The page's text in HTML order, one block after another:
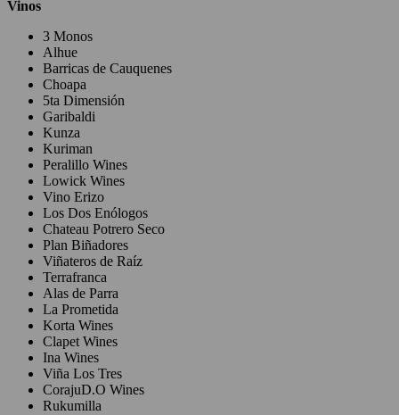
Vinos
3 Monos
Alhue
Barricas de Cauquenes
Choapa
5ta Dimensión
Garibaldi
Kunza
Kuriman
Peralillo Wines
Lowick Wines
Vino Erizo
Los Dos Enólogos
Chateau Potrero Seco
Plan Biñadores
Viñateros de Raíz
Terrafranca
Alas de Parra
La Prometida
Korta Wines
Clapet Wines
Ina Wines
Viña Los Tres
CorajuD.O Wines
Rukumilla